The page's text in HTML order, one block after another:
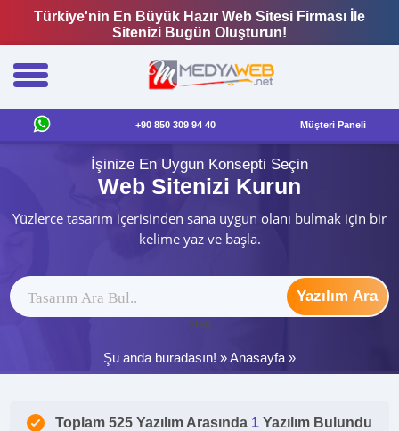
Türkiye'nin En Büyük Hazır Web Sitesi Firması İle
Sitenizi Bugün Oluşturun!
+90 850 309 94 40 Müşteri Paneli
İşinize En Uygun Konsepti Seçin
Web Sitenizi Kurun
Yüzlerce tasarım içerisinden sana uygun olanı bulmak için bir
kelime yaz ve başla.
Yazılım Ara
ytag
Şu anda buradasın! »Anasayfa »
Toplam 525 Yazılım Arasında 1 Yazılım Bulundu